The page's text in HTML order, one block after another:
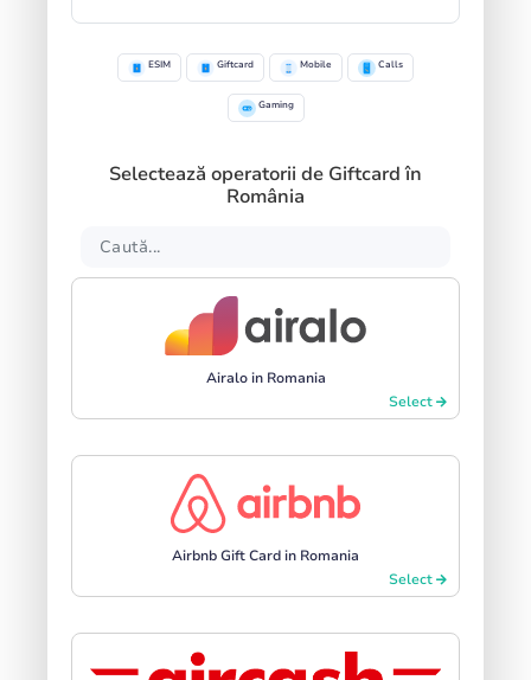
ESIM Giftcard Mobile Calls
Gaming
Selectează operatorii de Giftcard în
România
Airalo in Romania
Select
Airbnb Gift Card in Romania
Select